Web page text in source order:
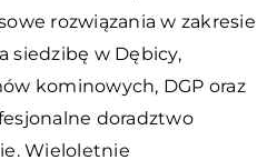
rozwiązania w zakresie
siedzibę w Dębicy,
kominowych, DGP oraz
doradztwo
Wieloletnie